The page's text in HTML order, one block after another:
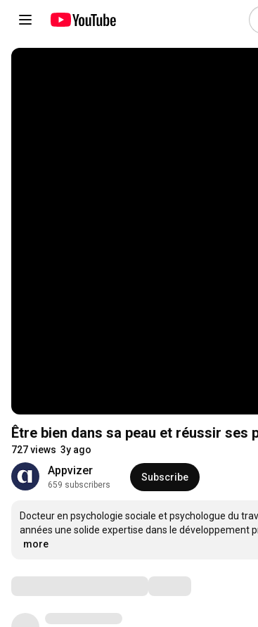
Être bien dans sa peau et réussir
727 views 3y ago
Appvizer
659 subscribers
Subscribe
Docteur en psychologie sociale et psychologue du
…
more